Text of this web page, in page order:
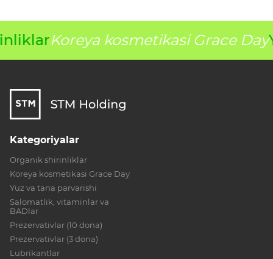
Koreya kosmetikasi Grace Day
Kategoriyalar
Organik shirinliklar
Koreya kosmetikasi Grace Day
Yuz va tana parvarishi
Salomatlik, vitaminlar va
BADlar
Prezervativlar (10 dona)
Prezervativlar (3 dona)
Lubrikantlar